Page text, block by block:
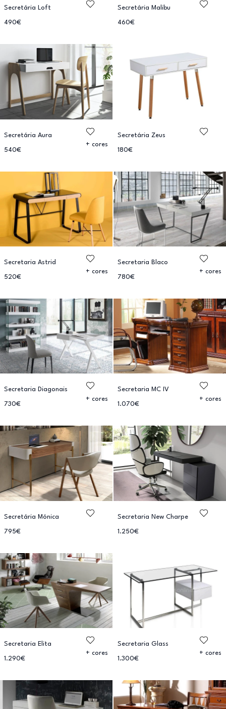
Secretária Loft
490€
Secretária Malibu
460€
Secretária Aura
540€
+ cores
Secretária Zeus
180€
Secretaria Astrid
520€
+ cores
Secretaria Blaco
780€
+ cores
Secretaria Diagonais
730€
+ cores
Secretaria MC IV
1.070€
+ cores
Secretária Mónica
795€
Secretaria New Charpe
1.250€
Secretaria Elita
1.290€
+ cores
Secretaria Glass
1.300€
+ cores